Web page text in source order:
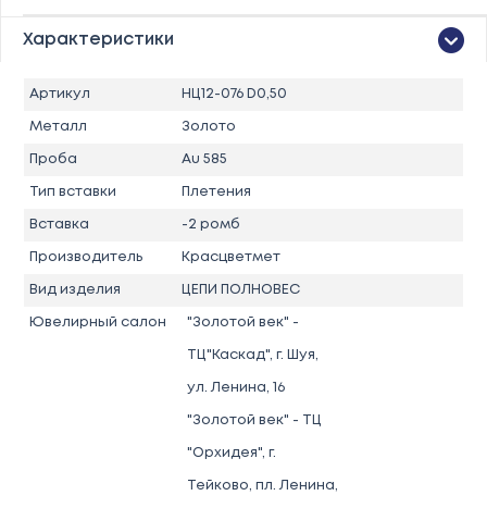
Характеристики
Артикул НЦ12-076 D0,50
Металл Золото
Проба Au 585
Тип вставки Плетения
Вставка -2 ромб
Производитель Красцветмет
Вид изделия ЦЕПИ ПОЛНОВЕС
Ювелирный салон "Золотой век" -
ТЦ"Каскад", г. Шуя,
ул. Ленина, 16
"Золотой век" - ТЦ
"Орхидея", г.
Тейково, пл. Ленина,